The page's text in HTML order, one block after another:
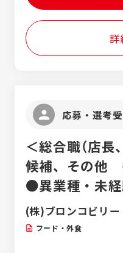
詳
応募・選考
＜総合職（店
候補、その他
●異業種・未
入社後の研修
待遇改善＆教
(株)ブロンコビリー
フード・外食